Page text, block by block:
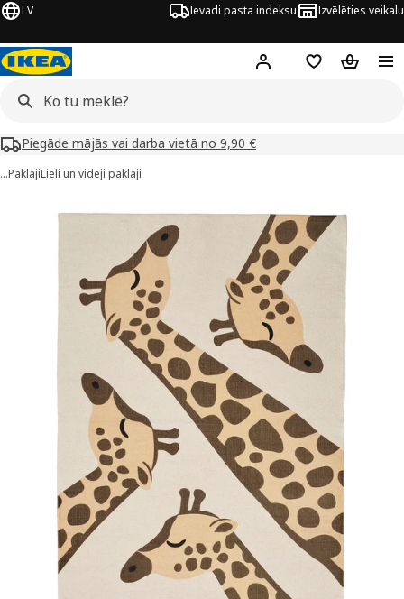
LV Ievadi pasta indeksu Izvēlēties veikalu
Hej! Pierakstīties
PirkumuPirkumu
Piegāde mājās vai darba vietā no 9,90 €
…PaklājiLieli un vidēji paklāji
attēli